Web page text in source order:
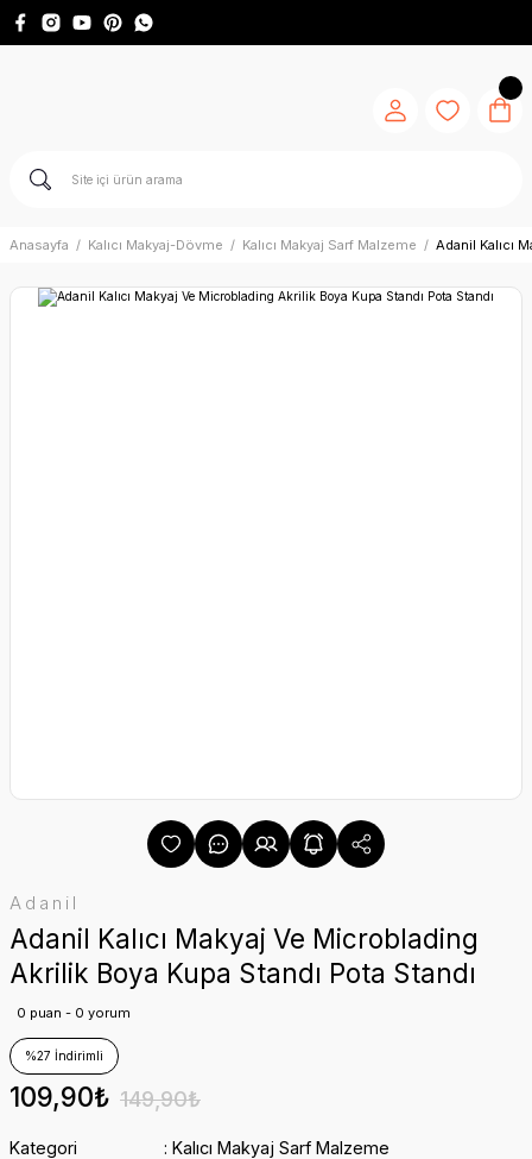
Anasayfa Kalıcı Makyaj-Dövme Kalıcı Makyaj Sarf Malzeme Adanil Kalıcı
Adanil
Adanil Kalıcı Makyaj Ve Microblading
Akrilik Boya Kupa Standı Pota Standı
0 puan - 0 yorum
%27 İndirimli
109,90₺ 149,90₺
Kategori
Kalıcı Makyaj Sarf Malzeme